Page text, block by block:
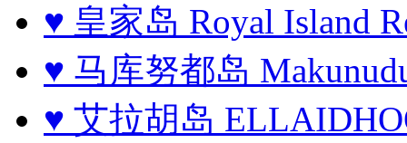
♥ 皇家岛 Royal Island
♥ 马库努都岛
♥ 艾拉胡岛